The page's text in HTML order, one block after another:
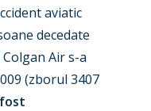
aviatic
decedate
Air s-a
(zborul 3407